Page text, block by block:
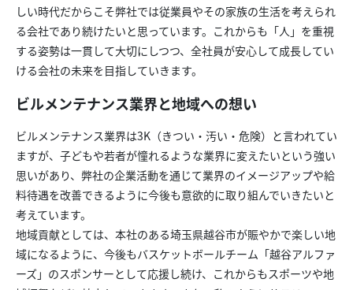
しい時代だからこそ弊社では従業員やその家族の生活を考えられ
る会社であり続けたいと思っています。これからも「人」を重視
する姿勢は一貫して大切にしつつ、全社員が安心して成長してい
ける会社の未来を目指していきます。
ビルメンテナンス業界と地域への想い
ビルメンテナンス業界は3K（きつい・汚い・危険）と言われてい
ますが、子どもや若者が憧れるような業界に変えたいという強い
思いがあり、弊社の企業活動を通じて業界のイメージアップや給
料待遇を改善できるように今後も意欲的に取り組んでいきたいと
考えています。
地域貢献としては、本社のある埼玉県越谷市が賑やかで楽しい地
域になるように、今後もバスケットボールチーム「越谷アルファ
ーズ」のスポンサーとして応援し続け、これからもスポーツや地